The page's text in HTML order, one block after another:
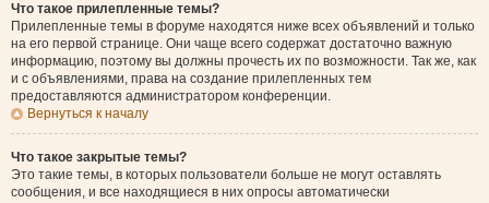
Что такое прилепленные темы?
Прилепленные темы в форуме находятся ниже всех объявлений и только
на его первой странице. Они чаще всего содержат достаточно важную
информацию, поэтому вы должны прочесть их по возможности. Так же, как
и с объявлениями, права на создание прилепленных тем
предоставляются администратором конференции.
Вернуться к началу
Что такое закрытые темы?
Это такие темы, в которых пользователи больше не могут оставлять
сообщения, и все находящиеся в них опросы автоматически